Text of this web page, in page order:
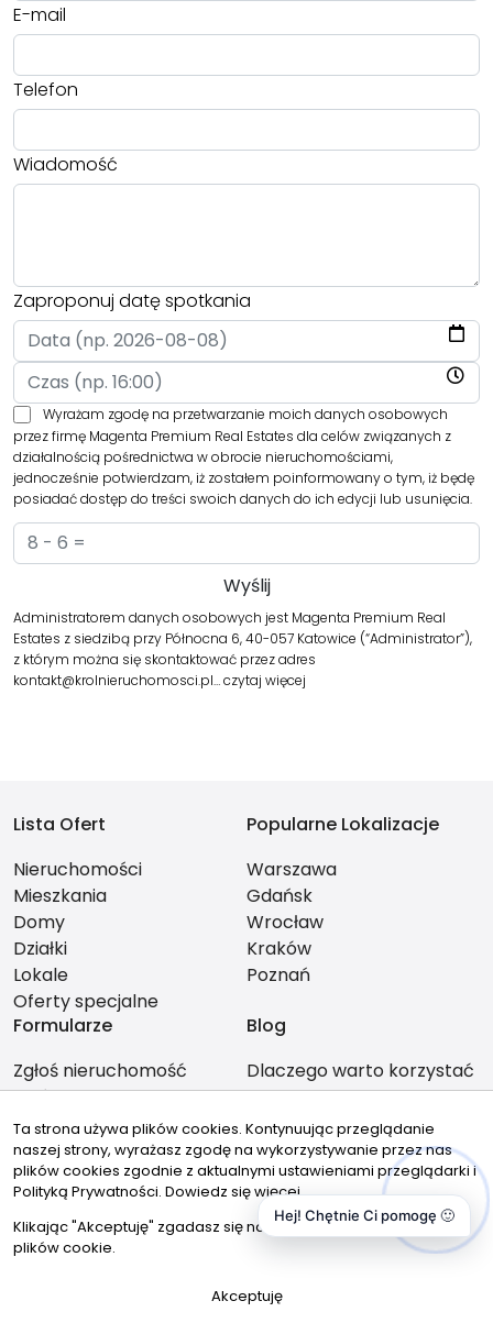
E-mail
Telefon
Wiadomość
Zaproponuj datę spotkania
Wyrażam zgodę na przetwarzanie moich danych osobowych
przez firmę Magenta Premium Real Estates dla celów związanych z
działalnością pośrednictwa w obrocie nieruchomościami,
jednocześnie potwierdzam, iż zostałem poinformowany o tym, iż będę
posiadać dostęp do treści swoich danych do ich edycji lub usunięcia.
Administratorem danych osobowych jest Magenta Premium Real
Estates z siedzibą przy Północna 6, 40-057 Katowice (“Administrator”),
z którym można się skontaktować przez adres
kontakt@krolnieruchomosci.pl…czytaj więcej
Lista Ofert
Nieruchomości
Mieszkania
Domy
Działki
Lokale
Oferty specjalne
Popularne Lokalizacje
Warszawa
Gdańsk
Wrocław
Kraków
Poznań
Formularze
Zgłoś nieruchomość
Zleć poszukiwanie
Kalkulator
Blog
Dlaczego warto korzystać
z usługi biura
nieruchomości?
Dane firmy
Północna 6
Ta strona używa plików cookies. Kontynuując przeglądanie
naszej strony, wyrażasz zgodę na wykorzystywanie przez nas
plików cookies zgodnie z aktualnymi ustawieniami przeglądarki i
Polityką Prywatności. Dowiedz się więcej
Klikając "Akceptuję" zgadasz się na wykorzystywanie przez nas
plików cookie.
Akceptuję
Hej! Chętnie Ci pomogę 🙂